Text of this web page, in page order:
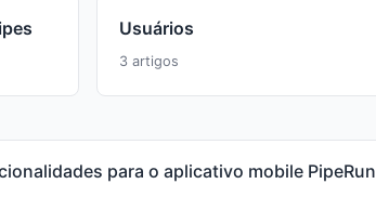
Usuários
3 artigos
para o aplicativo mobile PipeRun